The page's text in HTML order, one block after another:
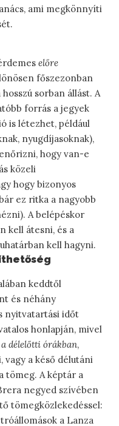
ami megkönnyíti
előre
főszezonban
sorban állást. A
forrás a jegyek
is létezhet, például
nyugdíjasoknak),
hogy van-e
közeli
hogy bizonyos
ez ritka a nagyobb
A belépéskor
kell átesni, és a
kell hagyni.
keddtől
és néhány
nyitvatartási időt
honlapján, mivel
a délelőtti órákban,
a késő délutáni
tömeg. A képtár a
negyed szívében
tömegközlekedéssel:
a Lanza